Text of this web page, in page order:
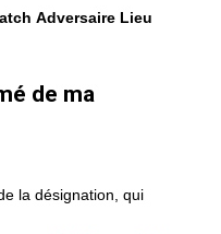
Adversaire Lieu
de ma
la désignation, qui